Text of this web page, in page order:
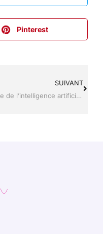
Pinterest
SUIVANT
L’ère de l’intelligence artificielle : les détecteurs IA révolutionnent le secteur High-Tech